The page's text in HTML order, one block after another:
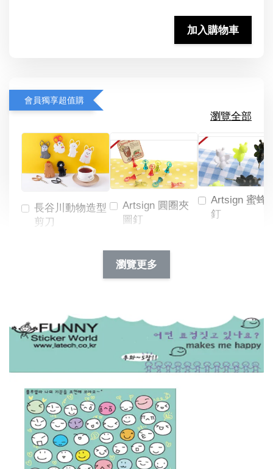
加入購物車
會員獨享超值購
瀏覽全部
長谷川動物造型
剪刀
Artsign 圓圈夾
圖釘
NT$ 19.00
NT$ 66.00
Artsign 蜜蜂
釘
加入購物車
瀏覽更多